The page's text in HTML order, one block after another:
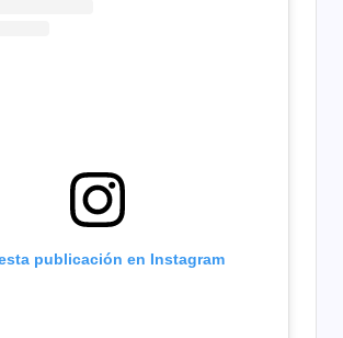
publicación en Instagram